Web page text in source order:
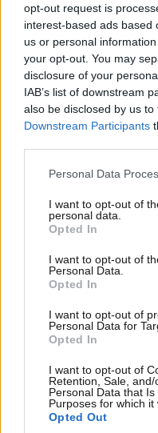
opt-out request is
interest-based ads based
us or personal
your opt-out. You may
disclosure of your
IAB’s list of downstream
also be disclosed by us
Downstream Participants
Please note that this
not limited to your visit or
grant or deny consent to
use your data for below
consent section.
Personal Data
I want to opt-out of
personal data.
Opted In
I want to opt-out of
Personal Data.
Opted In
I want to opt-out of
Personal Data for
Opted In
I want to opt-out of
Retention, Sale,
Personal Data that
Purposes for which it
Opted Out
Nikos-Nikos .
Ναρκομανεις και
του ΠΑΟΚ.
Απαντήστε
Νέα Δικογραφία